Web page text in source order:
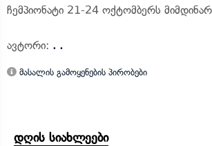
ჩემპიონატი 21-24 ოქტომბერს
ავტორი: . .
მასალის გამოყენების პირობები
დღის სიახლეები